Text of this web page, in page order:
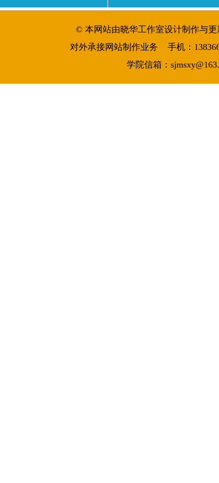
© 本网站由晓华工作室设计制作与更
对外承接网站制作业务 手机：
学院信箱：